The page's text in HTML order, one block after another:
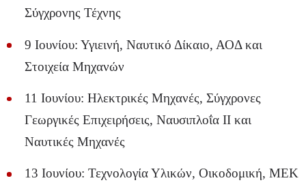
Σύγχρονης Τέχνης
9 Ιουνίου: Υγιεινή, Ναυτικό Δίκαιο, ΑΟΔ και
Στοιχεία Μηχανών
11 Ιουνίου: Ηλεκτρικές Μηχανές, Σύγχρονες
Γεωργικές Επιχειρήσεις, Ναυσιπλοΐα II και
Ναυτικές Μηχανές
13 Ιουνίου: Τεχνολογία Υλικών, Οικοδομική, ΜΕΚ